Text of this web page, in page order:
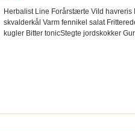
Herbalist Line Forårstærte Vild
skvalderkål Varm fennikel salat
kugler Bitter tonicStegte jordskokker